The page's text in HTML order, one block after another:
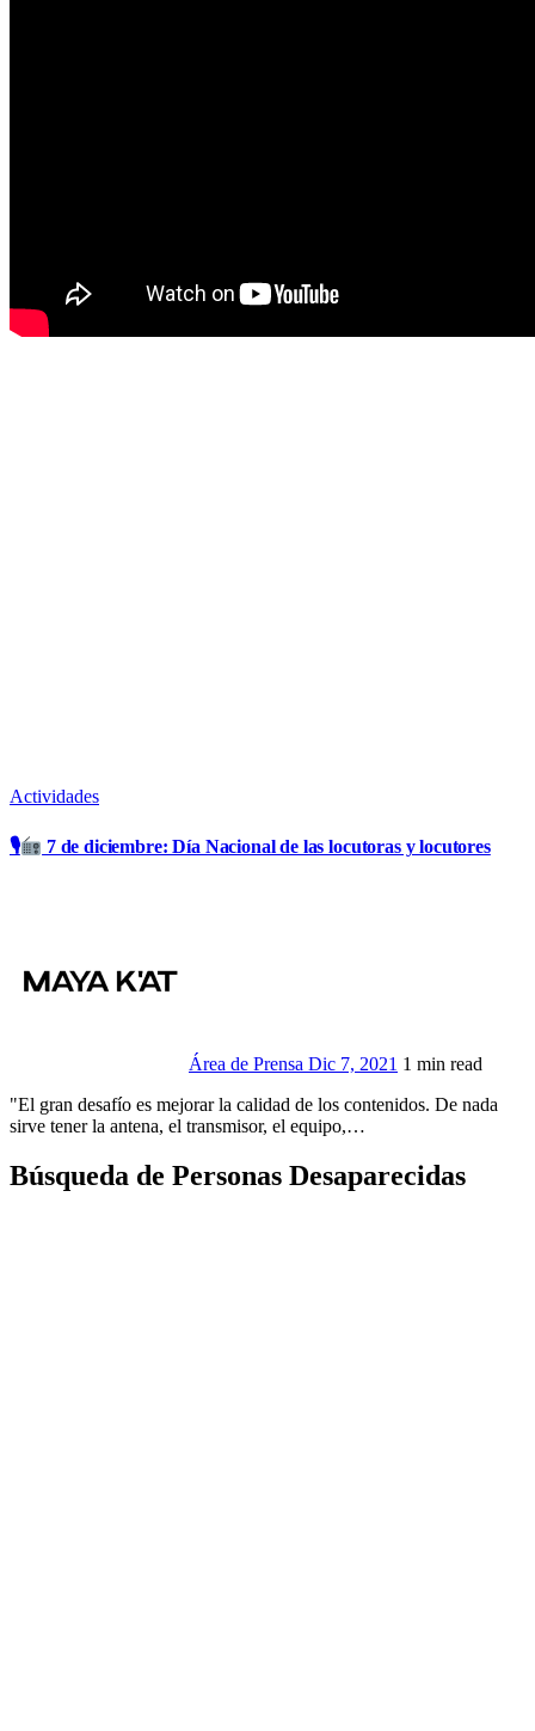
Actividades
🎙 7 de diciembre: Día Nacional de las locutoras y locutores
Área de Prensa Dic 7, 2021 1 min read
"El gran desafío es mejorar la calidad de los contenidos. De nada
sirve tener la antena, el transmisor, el equipo,…
Búsqueda de Personas Desaparecidas